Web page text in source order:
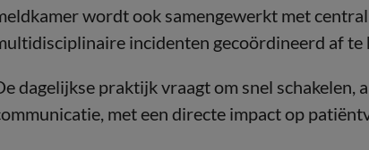
wordt ook samengewerkt met
incidenten gecoördineerd af te
dagelijkse praktijk vraagt om snel schakelen,
met een directe impact op